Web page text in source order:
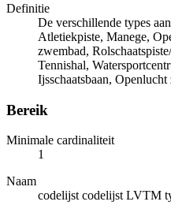
Definitie
De verschillende types
Atletiekpiste, Manege,
zwembad,
Tennishal,
Ijsschaatsbaan, Openlucht
Bereik
Minimale cardinaliteit
1
Naam
codelijst codelijst LVTM